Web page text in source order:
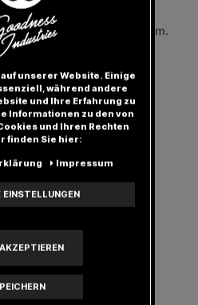
Pima-Baumwolle. Dank des
ganzen Tag super bequem.
Weichspüler
unserer Website. Einige
während andere
und Ihre Erfahrung zu
Informationen zu den von
und Ihren Rechten
finden Sie hier:
Impressum
EINSTELLUNGEN